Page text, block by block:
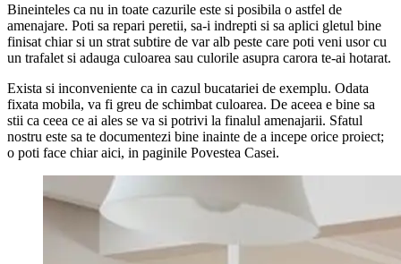
Bineinteles ca nu in toate cazurile este si posibila o astfel de
amenajare. Poti sa repari peretii, sa-i indrepti si sa aplici gletul bine
finisat chiar si un strat subtire de var alb peste care poti veni usor cu
un trafalet si adauga culoarea sau culorile asupra carora te-ai hotarat.
Exista si inconveniente ca in cazul bucatariei de exemplu. Odata
fixata mobila, va fi greu de schimbat culoarea. De aceea e bine sa
stii ca ceea ce ai ales se va si potrivi la finalul amenajarii. Sfatul
nostru este sa te documentezi bine inainte de a incepe orice proiect;
o poti face chiar aici, in paginile Povestea Casei.